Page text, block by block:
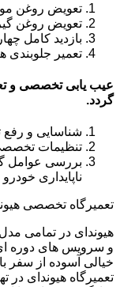
تعویض روغن
تعویض روغن
بازدید کامل
تعمیر جلوبندی
عیب یابی تخصصی و
گردد.
شناسایی و
تنظیمات
بررسی عوامل
ناپایداری
تعمیرگاه تخصصی
هیوندای در تمامی مدل
و سرویس های دوره ای
خیالی آسوده از سفر
تعمیرگاه هیوندای